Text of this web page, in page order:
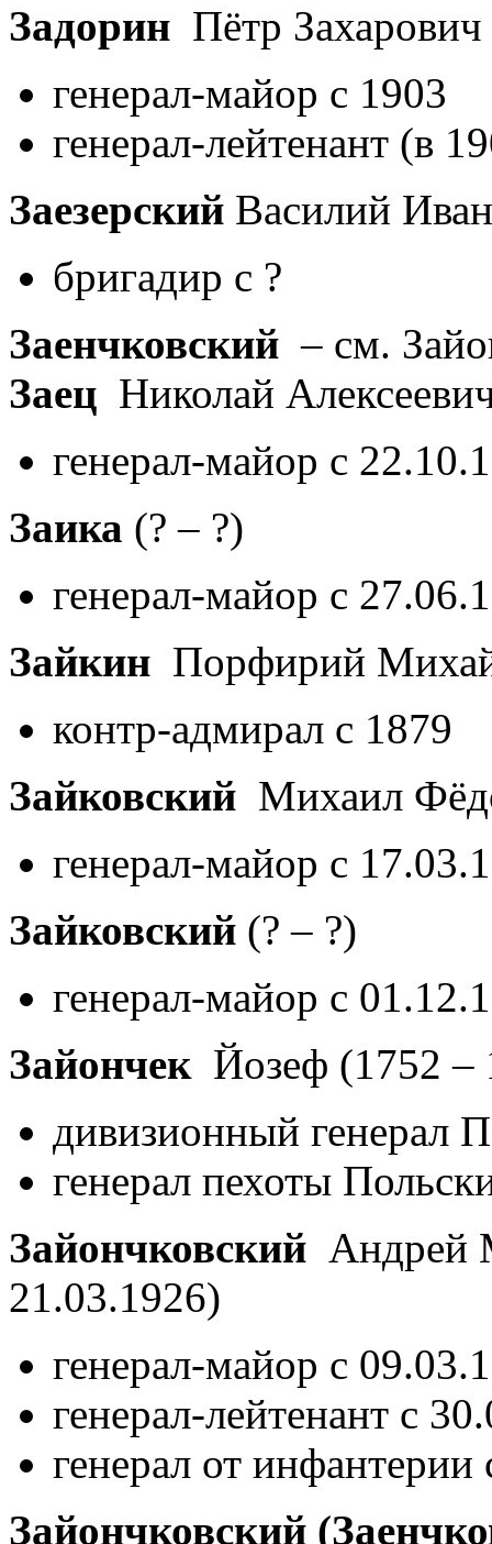
Задорин Пётр Захарович
генерал-майор с 1903
генерал-лейтенант (в
Заезерский Василий
бригадир с ?
Заенчковский – см.
Заец Николай
генерал-майор с
Заика (? – ?)
генерал-майор с
Зайкин Порфирий
контр-адмирал с 1879
Зайковский Михаил
генерал-майор с
Зайковский (? – ?)
генерал-майор с
ЗайончекЙозеф (1752 –
дивизионный генерал
генерал пехоты
Зайончковский Андрей
21.03.1926)
генерал-майор с
генерал-лейтенант с
генерал от
Зайончковский